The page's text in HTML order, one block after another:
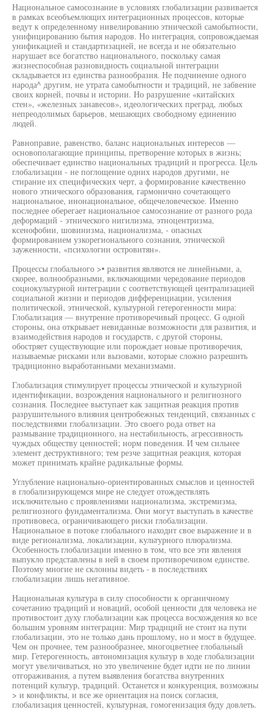
Национальное самосознание в условиях глобализации развивается
в рамках всеобъемлющих интеграционных процессов, которые
ведут к определенному нивелированию этнической самобытности,
унифицированию бытия народов. Но интеграция, сопровождаемая
унификацией и стандартизацией, не всегда и не обязательно
нарушает все богатство национального, поскольку самая
жизнеспособная разновидность социальной интеграции
складывается из единства разнообразия. Не подчинение одного
народа^ другим, не утрата самобытности и традиций, не забвение
своих корней, почвы и истории. Но разрушение «китайских
стен», «железных занавесов», идеологических преград, любых
непреодолимых барьеров, мешающих свободному единению
людей.
Равноправие, равенство, баланс национальных интересов —
основополагающие принципы, претворение которых в жизнь;
обеспечивает единство национальных традиций и прогресса. Цель
глобализации - не поглощение одних народов другими, не
стирание их специфических черт, а формирование качественно
нового этнического образования, гармонично сочетающего
национальное, инонациональное, общечеловеческое. Именно
последнее оберегает национальное самосознание от разного рода
деформаций - этнического нигилизма, этноцентризма,
ксенофобии, шовинизма, национализма, - опасных
формированием узкорегионального сознания, этнической
зауженности, «психологии островитян».
Процессы глобального >• развития являются не линейными, а,
скорее, волнообразными, включающими чередование периодов
социокультурной интеграции с соответствующей централизацией
социальной жизни и периодов дифференциации, усиления
политической, этнической, культурной гетерогенности мира:
Глобализация — внутренне противоречивый процесс. G одной
стороны, она открывает невиданные возможности для развития, и
взаимодействия народов и государств, с другой стороны,
обостряет существующие или порождает новые противоречия,
называемые рисками или вызовами, которые сложно разрешить
традиционно выработанными механизмами.
Глобализация стимулирует процессы этнической и культурной
идентификации, возрождения национального и религиозного
сознания. Последнее выступает как защитная реакция против
разрушительного влияния центробежных тенденций, связанных с
последствиями глобализации. Это своего рода ответ на
размывание традиционного, на нестабильность, агрессивность
чуждых обществу ценностей; норм поведения. И чем сильнее
элемент деструктивного; тем резче защитная реакция, которая
может принимать крайне радикальные формы.
Углубление национально-ориентированных смыслов и ценностей
в глобализирующемся мире не следует отождествлять
исключительно с проявлениями национализма, экстремизма,
религиозного фундаментализма. Они могут выступать в качестве
противовеса, ограничивающего риски глобализации.
Национальное в потоке глобального находит свое выражение и в
виде регионализма, локализации, культурного плюрализма.
Особенность глобализации именно в том, что все эти явления
выпукло представлены в ней в своем противоречивом единстве.
Поэтому многие не склонны видеть - в последствиях
глобализации лишь негативное.
Национальная культура в силу способности к органичному
сочетанию традиций и новаций, особой ценности для человека не
противостоит духу глобализации как процесса восхождения ко все
большим уровням интеграции: Мир традиций не стоит на пути
глобализации, это не только дань прошлому, но и мост в будущее.
Чем он прочнее, тем разнообразнее, многоцветнее глобальный
мир. Гетерогенность, автономизация культур в ходе глобализации
могут увеличиваться, но это увеличение будет идти не по линии
отгораживания, а путем выявления богатства внутренних
потенций культур, традиций. Останется и конкуренция, возможны
> и конфликты, и все же ориентация на поиск согласия,
глобализация ценностей, культурная, гомогенизация буду довлеть.